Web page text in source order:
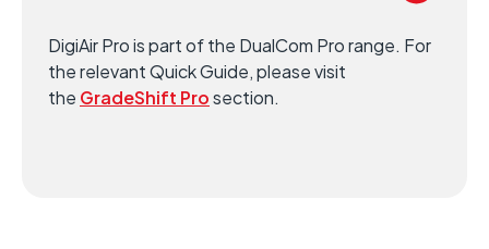
DigiAir Pro is part of the DualCom Pro range. For
the relevant Quick Guide, please visit
the GradeShift Prosection.